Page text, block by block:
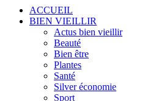
ACCUEIL
BIEN VIEILLIR
Actus bien vieillir
Beauté
Bien être
Plantes
Santé
Silver économie
Sport